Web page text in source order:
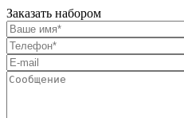
Заказать набором